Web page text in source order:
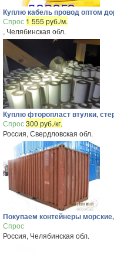
Куплю кабель провод оптом
Спрос 1 555 руб./м.
, Челябинская обл.
Куплю фторопласт втулки,
Спрос300 руб./кг.
Россия, Свердловская обл.
Покупаем контейнеры
Спрос
Россия, Челябинская обл.